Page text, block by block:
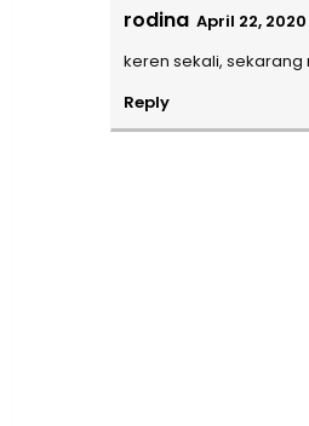
rodina April 22,
keren sekali,
Reply